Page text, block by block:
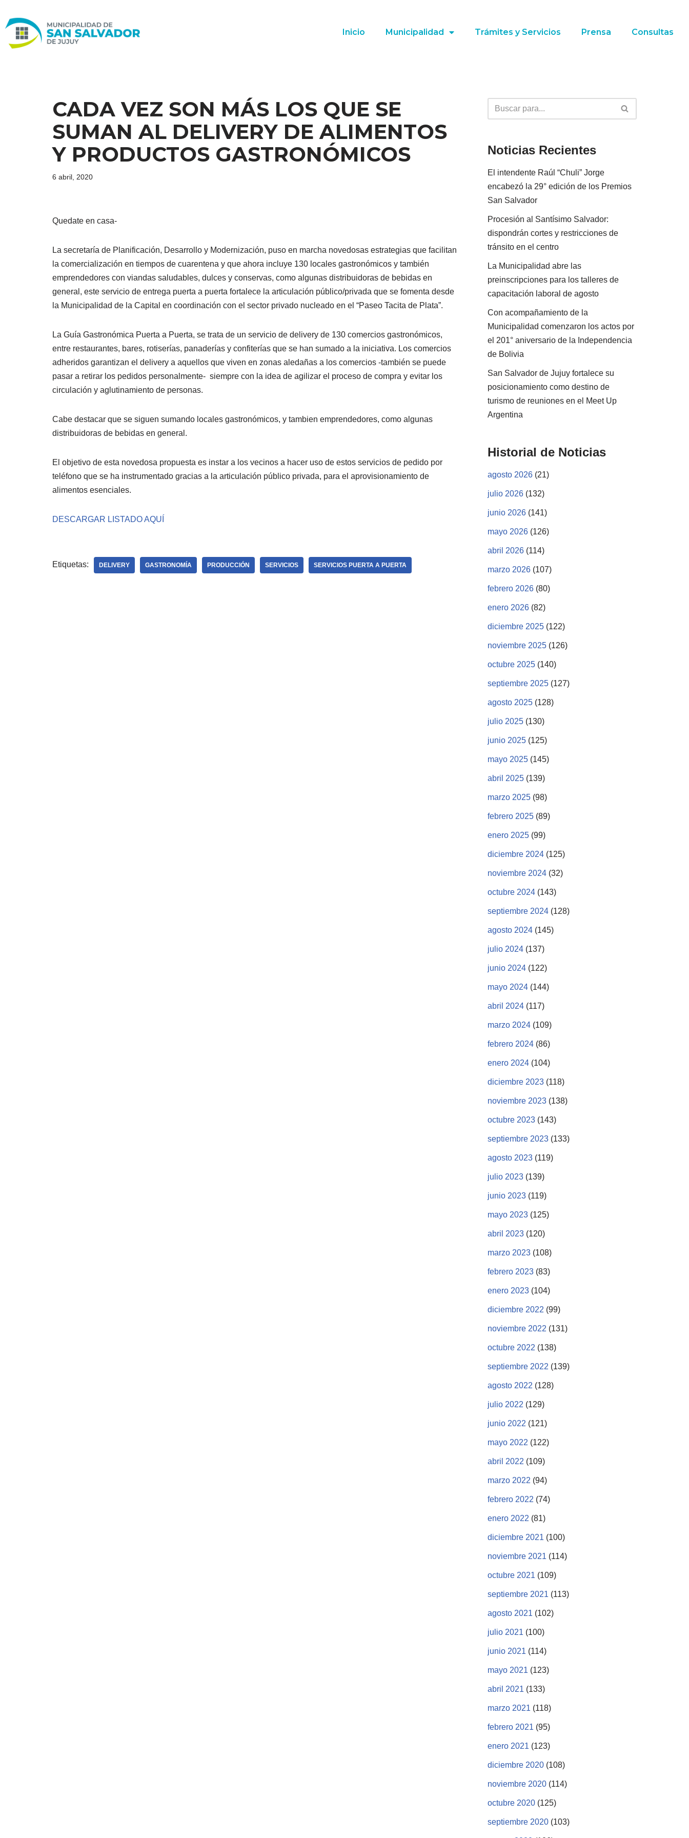
Ir
al
Inicio Municipalidad Trámites y Servicios Prensa Consultas
CADA VEZ SON MÁS LOS QUE SE
SUMAN AL DELIVERY DE ALIMENTOS
Y PRODUCTOS GASTRONÓMICOS
6 abril, 2020
Quedate en casa-
La secretaría de Planificación, Desarrollo y Modernización, puso en marcha novedosas estrategias que facilitan
la comercialización en tiempos de cuarentena y que ahora incluye 130 locales gastronómicos y también
emprendedores con viandas saludables, dulces y conservas, como algunas distribuidoras de bebidas en
general, este servicio de entrega puerta a puerta fortalece la articulación público/privada que se fomenta desde
la Municipalidad de la Capital en coordinación con el sector privado nucleado en el “Paseo Tacita de Plata”.
La Guía Gastronómica Puerta a Puerta, se trata de un servicio de delivery de 130 comercios gastronómicos,
entre restaurantes, bares, rotiserías, panaderías y confiterías que se han sumado a la iniciativa. Los comercios
adheridos garantizan el delivery a aquellos que viven en zonas aledañas a los comercios -también se puede
pasar a retirar los pedidos personalmente- siempre con la idea de agilizar el proceso de compra y evitar los
circulación y aglutinamiento de personas.
Cabe destacar que se siguen sumando locales gastronómicos, y tambien emprendedores, como algunas
distribuidoras de bebidas en general.
El objetivo de esta novedosa propuesta es instar a los vecinos a hacer uso de estos servicios de pedido por
teléfono que se ha instrumentado gracias a la articulación público privada, para el aprovisionamiento de
alimentos esenciales.
DESCARGAR LISTADO AQUÍ
Etiquetas: DELIVERY GASTRONOMÍA PRODUCCIÓN SERVICIOS SERVICIOS PUERTA A PUERTA
Noticias Recientes
El intendente Raúl “Chuli” Jorge
encabezó la 29° edición de los Premios
San Salvador
Procesión al Santísimo Salvador:
dispondrán cortes y restricciones de
tránsito en el centro
La Municipalidad abre las
preinscripciones para los talleres de
capacitación laboral de agosto
Con acompañamiento de la
Municipalidad comenzaron los actos por
el 201° aniversario de la Independencia
de Bolivia
San Salvador de Jujuy fortalece su
posicionamiento como destino de
turismo de reuniones en el Meet Up
Argentina
Historial de Noticias
agosto 2026 (21)
julio 2026 (132)
junio 2026 (141)
mayo 2026 (126)
abril 2026 (114)
marzo 2026 (107)
febrero 2026 (80)
enero 2026 (82)
diciembre 2025 (122)
noviembre 2025 (126)
octubre 2025 (140)
septiembre 2025 (127)
agosto 2025 (128)
julio 2025 (130)
junio 2025 (125)
mayo 2025 (145)
abril 2025 (139)
marzo 2025 (98)
febrero 2025 (89)
enero 2025 (99)
diciembre 2024 (125)
noviembre 2024 (32)
octubre 2024 (143)
septiembre 2024 (128)
agosto 2024 (145)
julio 2024 (137)
junio 2024 (122)
mayo 2024 (144)
abril 2024 (117)
marzo 2024 (109)
febrero 2024 (86)
enero 2024 (104)
diciembre 2023 (118)
noviembre 2023 (138)
octubre 2023 (143)
septiembre 2023 (133)
agosto 2023 (119)
julio 2023 (139)
junio 2023 (119)
mayo 2023 (125)
abril 2023 (120)
marzo 2023 (108)
febrero 2023 (83)
enero 2023 (104)
diciembre 2022 (99)
noviembre 2022 (131)
octubre 2022 (138)
septiembre 2022 (139)
agosto 2022 (128)
julio 2022 (129)
junio 2022 (121)
mayo 2022 (122)
abril 2022 (109)
marzo 2022 (94)
febrero 2022 (74)
enero 2022 (81)
diciembre 2021 (100)
noviembre 2021 (114)
octubre 2021 (109)
septiembre 2021 (113)
agosto 2021 (102)
julio 2021 (100)
junio 2021 (114)
mayo 2021 (123)
abril 2021 (133)
marzo 2021 (118)
febrero 2021 (95)
enero 2021 (123)
diciembre 2020 (108)
noviembre 2020 (114)
octubre 2020 (125)
septiembre 2020 (103)